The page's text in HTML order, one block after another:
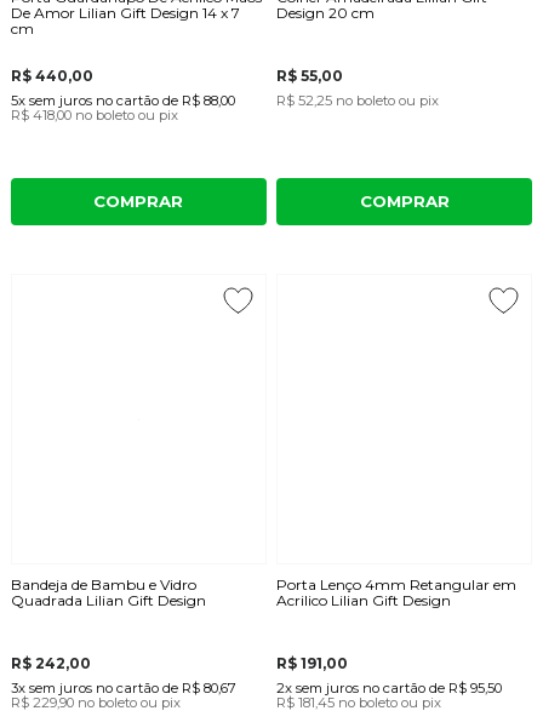
De Amor Lilian Gift Design 14 x 7
cm
R$ 440,00
5x sem juros no cartãode R$ 88,00
R$ 418,00 no boleto ou pix
COMPRAR
Design 20 cm
R$ 55,00
R$ 52,25 no boleto ou pix
COMPRAR
Bandeja de Bambu e Vidro
Quadrada Lilian Gift Design
R$ 242,00
3x sem juros no cartãode R$ 80,67
R$ 229,90 no boleto ou pix
Porta Lenço 4mm Retangular em
Acrilico Lilian Gift Design
R$ 191,00
2x sem juros no cartão de R$ 95,50
R$ 181,45 no boleto ou pix